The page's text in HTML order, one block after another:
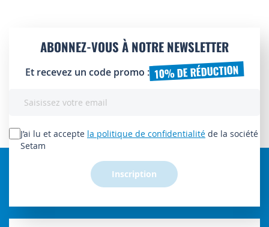
ABONNEZ-VOUS À NOTRE NEWSLETTER
Et recevez un code promo : 10% DE RÉDUCTION
lettre
d’information
J’ai lu et accepte la politique de confidentialité de la société
Setam
Inscription